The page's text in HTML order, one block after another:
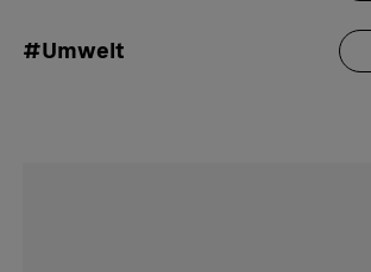
#Umwelt